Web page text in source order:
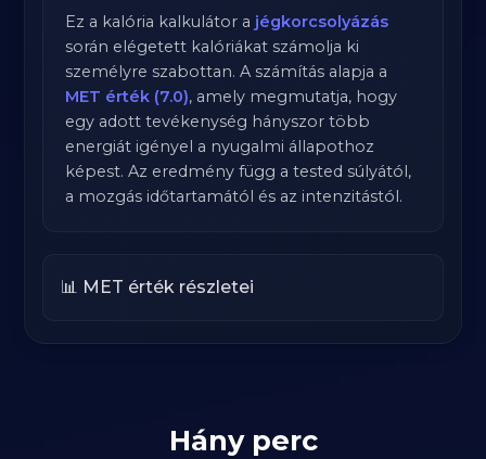
Ez a kalória kalkulátor a jégkorcsolyázás
során elégetett kalóriákat számolja ki
személyre szabottan. A számítás alapja a
MET érték (7.0), amely megmutatja, hogy
egy adott tevékenység hányszor több
energiát igényel a nyugalmi állapothoz
képest. Az eredmény függ a tested súlyától,
a mozgás időtartamától és az intenzitástól.
📊 MET érték részletei
Hány perc